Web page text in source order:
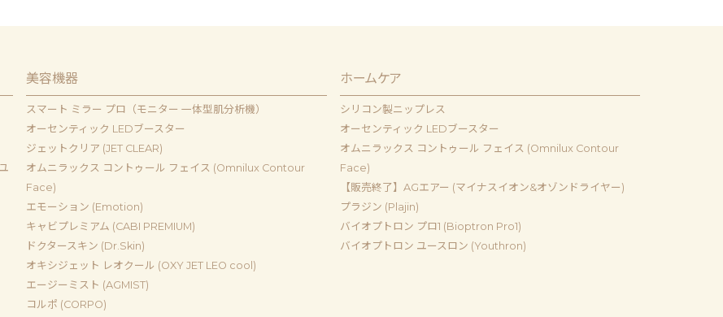
美容機器
スマート ミラー プロ（モニター 一体型肌分析機）
オーセンティック LEDブースター
ジェットクリア (JET CLEAR)
オムニラックス コントゥール フェイス (Omnilux Contour
Face)
エモーション (Emotion)
キャビプレミアム (CABI PREMIUM)
ドクタースキン (Dr.Skin)
オキシジェット レオクール (OXY JET LEO cool)
エージーミスト (AGMIST)
コルポ (CORPO)
ホームケア
シリコン製ニップレス
オーセンティック LEDブースター
オムニラックス コントゥール フェイス (Omnilux Contour
Face)
【販売終了】AGエアー (マイナスイオン&オゾンドライヤー)
プラジン (Plajin)
バイオプトロン プロ1 (Bioptron Pro1)
バイオプトロン ユースロン (Youthron)